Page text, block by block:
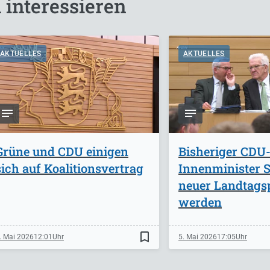
interessieren
AKTUELLES
und CDU einigen
auf Koalitionsvertrag
Mai 202612:01 bookmark_border
AKTUELLES
Bisheriger CDU-
Innenminister
neuer
werden
5. Mai 202617:05